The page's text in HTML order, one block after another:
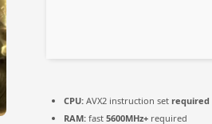
CPU: AVX2 instruction set required
RAM: fast 5600MHz+ required